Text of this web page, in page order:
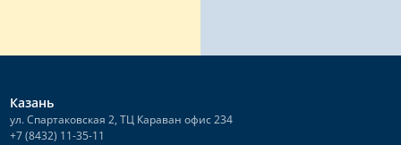
Казань
ул. Спартаковская 2, ТЦ Караван офис 234
+7 (8432) 11-35-11